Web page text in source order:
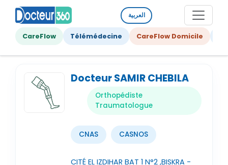
العربية
CareFlow Télémédecine CareFlow Domicile
Docteur SAMIR CHEBILA
Orthopédiste
Traumatologue
CNAS CASNOS
CITÉ EL IZDIHAR BAT 1 N°2 ,BISKRA -